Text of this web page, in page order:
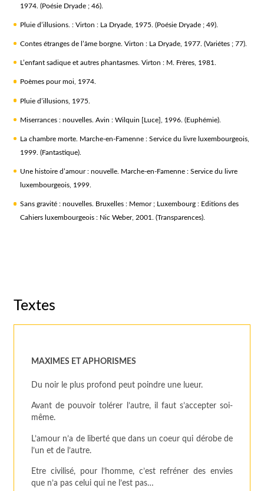
1974. (Poésie Dryade ; 46).
Pluie d’illusions. : Virton : La Dryade, 1975. (Poésie Dryade ; 49).
Contes étranges de l’âme borgne. Virton : La Dryade, 1977. (Variétes ; 77).
L’enfant sadique et autres phantasmes. Virton : M. Frères, 1981.
Poèmes pour moi, 1974.
Pluie d’illusions, 1975.
Miserrances : nouvelles. Avin : Wilquin [Luce], 1996. (Euphémie).
La chambre morte. Marche-en-Famenne : Service du livre luxembourgeois,
1999. (Fantastique).
Une histoire d’amour : nouvelle. Marche-en-Famenne : Service du livre
luxembourgeois, 1999.
Sans gravité : nouvelles. Bruxelles : Memor ; Luxembourg : Editions des
Cahiers luxembourgeois : Nic Weber, 2001. (Transparences).
Textes
MAXIMES ET APHORISMES
Du noir le plus profond peut poindre une lueur.
Avant de pouvoir tolérer l’autre, il faut s’accepter soi-
même.
L’amour n’a de liberté que dans un coeur qui dérobe de
l’un et de l’autre.
Etre civilisé, pour l’homme, c’est refréner des envies
que n’a pas celui qui ne l’est pas…